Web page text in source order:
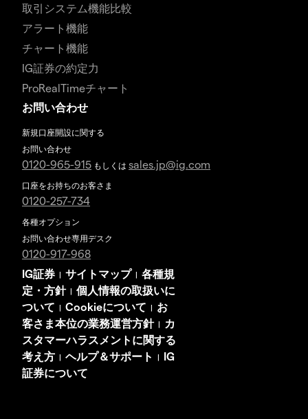
取引システム機能比較
アラート機能
チャート機能
IG証券の約定力
ProRealTimeチャート
お問い合わせ
新規口座開設に関する
お問い合わせ
0120-965-915 もしくは sales.jp@ig.com
口座をお持ちのお客さま
0120-257-734
各種オプション
お問い合わせ専用デスク
0120-917-968
IG証券 | サイトマップ | 各種規
定・方針| 個人情報の取扱いに
ついて | Cookieについて | お
客さま本位の業務運営方針|
カ
スタマーハラスメントに関する
考え方 | ヘルプ＆サポート | IG
証券について